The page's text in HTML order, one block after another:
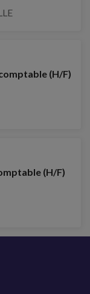
(H/F)
(H/F)